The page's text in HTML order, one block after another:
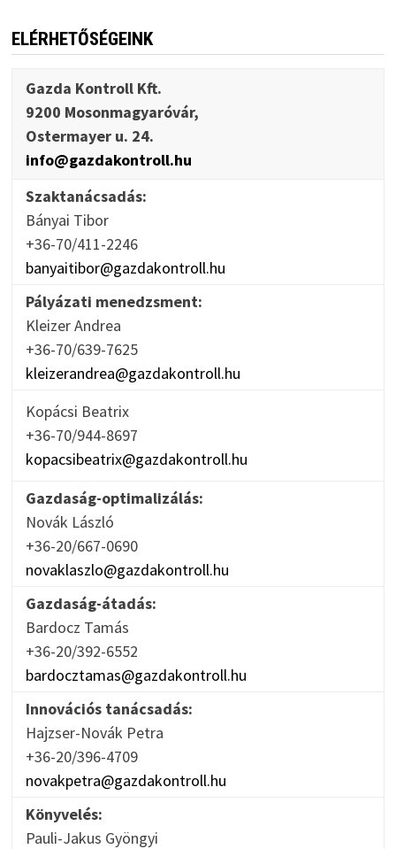
ELÉRHETŐSÉGEINK
Gazda Kontroll Kft.
9200 Mosonmagyaróvár,
Ostermayer u. 24.
info@gazdakontroll.hu
Szaktanácsadás:
Bányai Tibor
+36-70/411-2246
banyaitibor@gazdakontroll.hu
Pályázati menedzsment:
Kleizer Andrea
+36-70/639-7625
kleizerandrea@gazdakontroll.hu
Kopácsi Beatrix
+36-70/944-8697
kopacsibeatrix@gazdakontroll.hu
Gazdaság-optimalizálás:
Novák László
+36-20/667-0690
novaklaszlo@gazdakontroll.hu
Gazdaság-átadás:
Bardocz Tamás
+36-20/392-6552
bardocztamas@gazdakontroll.hu
Innovációs tanácsadás:
Hajzser-Novák Petra
+36-20/396-4709
novakpetra@gazdakontroll.hu
Könyvelés:
Pauli-Jakus Gyöngyi